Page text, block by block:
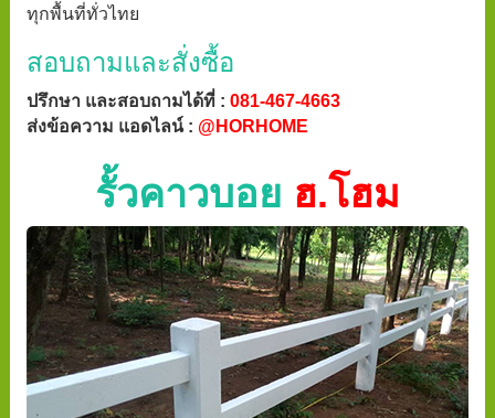
ทุกพื้นที่ทั่วไทย
สอบถามและสั่งซื้อ
ปรึกษา และสอบถามได้ที่ : 081-467-4663
ส่งข้อความ แอดไลน์ : @HORHOME
รั้วคาวบอย ฮ.โฮม